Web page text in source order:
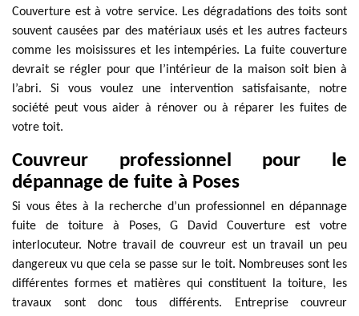
Couverture est à votre service. Les dégradations des toits sont
souvent causées par des matériaux usés et les autres facteurs
comme les moisissures et les intempéries. La fuite couverture
devrait se régler pour que l’intérieur de la maison soit bien à
l’abri. Si vous voulez une intervention satisfaisante, notre
société peut vous aider à rénover ou à réparer les fuites de
votre toit.
Couvreur professionnel pour le
dépannage de fuite à Poses
Si vous êtes à la recherche d’un professionnel en dépannage
fuite de toiture à Poses, G David Couverture est votre
interlocuteur. Notre travail de couvreur est un travail un peu
dangereux vu que cela se passe sur le toit. Nombreuses sont les
différentes formes et matières qui constituent la toiture, les
travaux sont donc tous différents. Entreprise couvreur